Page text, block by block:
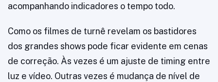
acompanhando indicadores o tempo todo.
Como os filmes de turnê revelam os bastidores
dos grandes shows pode ficar evidente em cenas
de correção. Às vezes é um ajuste de timing entre
luz e vídeo. Outras vezes é mudança de nível de